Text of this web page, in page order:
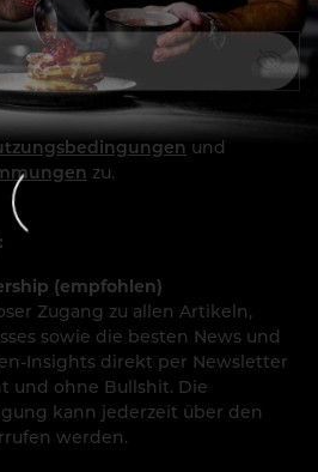
und
zu.
(empfohlen)
Zugang zu allen Artikeln,
sowie die besten News und
Insights direkt per Newsletter
und ohne Bullshit. Die
kann jederzeit über den
werden.